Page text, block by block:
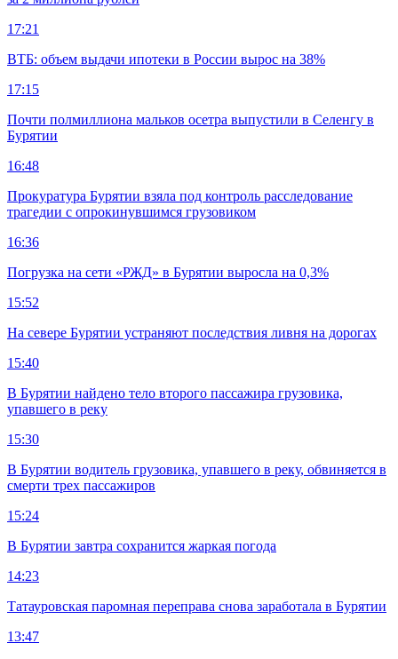
17:21
ВТБ: объем выдачи ипотеки в России вырос на 38%
17:15
Почти полмиллиона мальков осетра выпустили в Селенгу в
Бурятии
16:48
Прокуратура Бурятии взяла под контроль расследование
трагедии с опрокинувшимся грузовиком
16:36
Погрузка на сети «РЖД» в Бурятии выросла на 0,3%
15:52
На севере Бурятии устраняют последствия ливня на дорогах
15:40
В Бурятии найдено тело второго пассажира грузовика,
упавшего в реку
15:30
В Бурятии водитель грузовика, упавшего в реку, обвиняется в
смерти трех пассажиров
15:24
В Бурятии завтра сохранится жаркая погода
14:23
Татауровская паромная переправа снова заработала в Бурятии
13:47